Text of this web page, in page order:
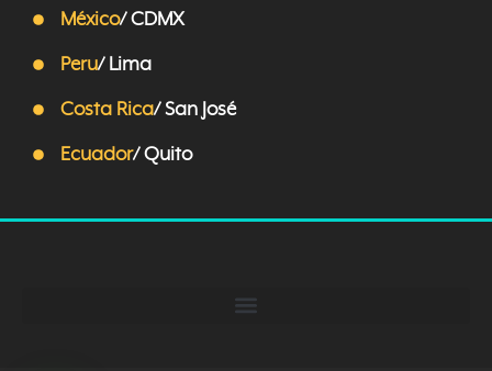
México/ CDMX
Peru/ Lima
Costa Rica/ San José
Ecuador/ Quito